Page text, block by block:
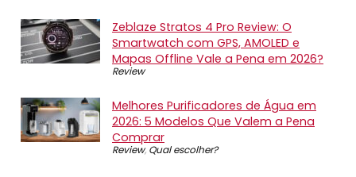
Zeblaze Stratos 4 Pro Review: O
Smartwatch com GPS, AMOLED e
Mapas Offline Vale a Pena em 2026?
Review
Melhores Purificadores de Água em
2026: 5 Modelos Que Valem a Pena
Comprar
Review, Qual escolher?